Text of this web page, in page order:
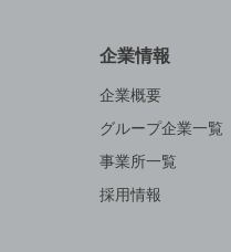
企業情報
企業概要
グループ企業一覧
事業所一覧
採用情報